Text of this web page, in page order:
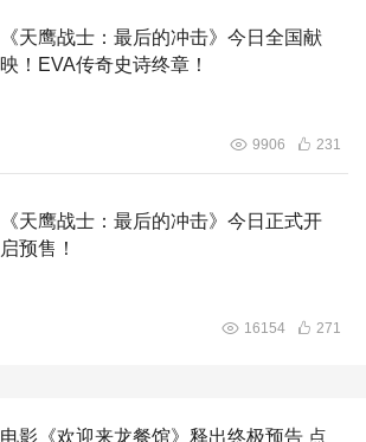
《天鹰战士：最后的冲击》今日全国献
映！EVA传奇史诗终章！
9906 231
《天鹰战士：最后的冲击》今日正式开
启预售！
16154 271
电影《欢迎来龙餐馆》释出终极预告 点